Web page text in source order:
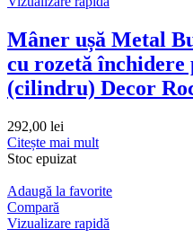
Mâner ușă Metal
cu rozetă închidere
(cilindru) Decor
292,00 lei
Citește mai mult
Stoc epuizat
Adaugă la favorite
Compară
Vizualizare rapidă